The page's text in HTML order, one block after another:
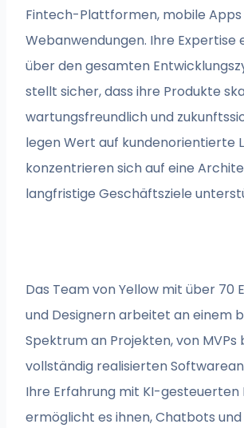
Fintech-Plattformen, mobile Apps
Webanwendungen. Ihre
über den gesamten
stellt sicher, dass ihre Produkte
wartungsfreundlich und
legen Wert auf kundenorientierte
konzentrieren sich auf eine
langfristige Geschäftsziele
Das Team von Yellow mit über 70
und Designern arbeitet an einem
Spektrum an Projekten, von MVPs
vollständig realisierten
Ihre Erfahrung mit KI-gesteuerten
ermöglicht es ihnen, Chatbots und